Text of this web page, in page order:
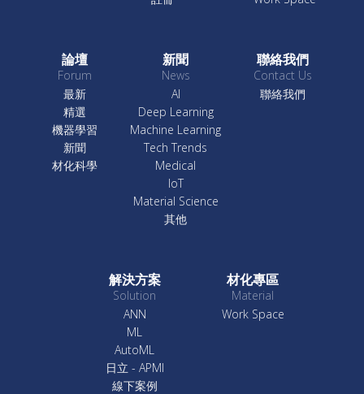
論壇
Forum
最新
精選
機器學習
新聞
材化科學
新聞
News
AI
Deep Learning
Machine Learning
Tech Trends
Medical
IoT
Material Science
其他
聯絡我們
Contact Us
聯絡我們
解決方案
Solution
ANN
ML
AutoML
日立 - APMI
線下案例
材化專區
Material
Work Space